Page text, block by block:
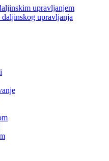
upravljanjem
daljinskog upravljanja